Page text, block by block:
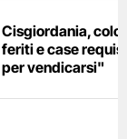
Cisgiordania,
feriti e case
per vendicarsi"